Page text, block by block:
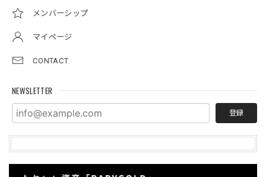
メンバーシップ
マイページ
CONTACT
NEWSLETTER
登録